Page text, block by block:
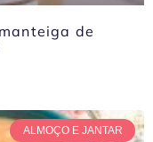
de
ALMOÇO E JANTAR